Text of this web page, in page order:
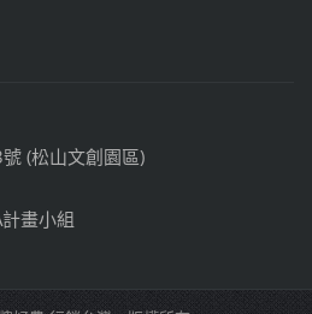
(松山文創園區)
畫小組